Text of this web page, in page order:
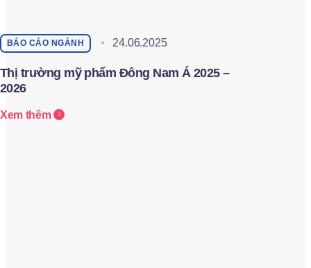
BÁO CÁO NGÀNH 24.06.2025
Thị trường mỹ phẩm Đông Nam Á 2025 –
2026
Xem thêm